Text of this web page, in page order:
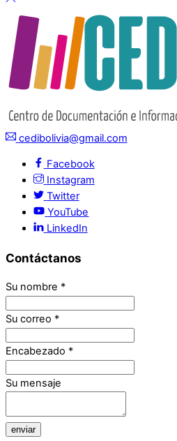
cedibolivia@gmail.com
Facebook
Instagram
Twitter
YouTube
LinkedIn
Contáctanos
Su nombre *
Su correo *
Encabezado *
Su mensaje
enviar